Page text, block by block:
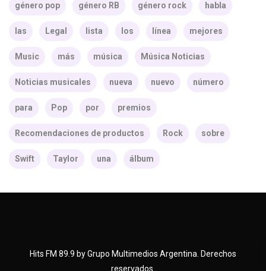
género pop género RB género rock habla
las Legal lista los línea mejores
Music más música Música Noticias
Noticias musicales nueva nuevo número
para Pop por premios
Recomendaciones de productos Rock sobre
Swift Taylor una álbum
Hits FM 89.9 by Grupo Multimedios Argentina. Derechos
reservados.